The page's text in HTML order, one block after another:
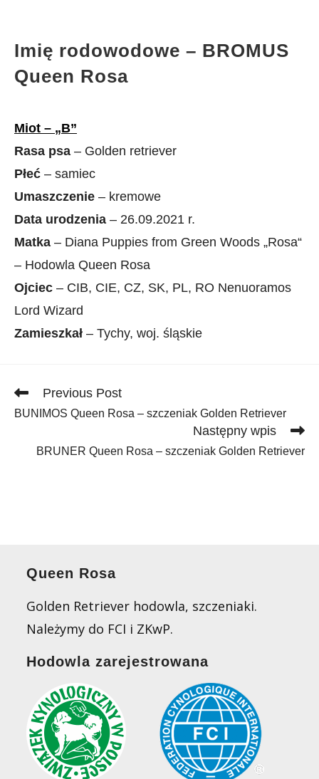
Imię rodowodowe – BROMUS
Queen Rosa
Miot – „B”
Rasa psa – Golden retriever
Płeć – samiec
Umaszczenie – kremowe
Data urodzenia – 26.09.2021 r.
Matka – Diana Puppies from Green Woods „Rosa“
– Hodowla Queen Rosa
Ojciec – CIB, CIE, CZ, SK, PL, RO Nenuoramos
Lord Wizard
Zamieszkał – Tychy, woj. śląskie
Read
articles
Previous Post
BUNIMOS Queen Rosa – szczeniak Golden Retriever
Następny wpis
BRUNER Queen Rosa – szczeniak Golden Retriever
Queen Rosa
Golden Retriever hodowla, szczeniaki.
Należymy do FCI i ZKwP.
Hodowla zarejestrowana